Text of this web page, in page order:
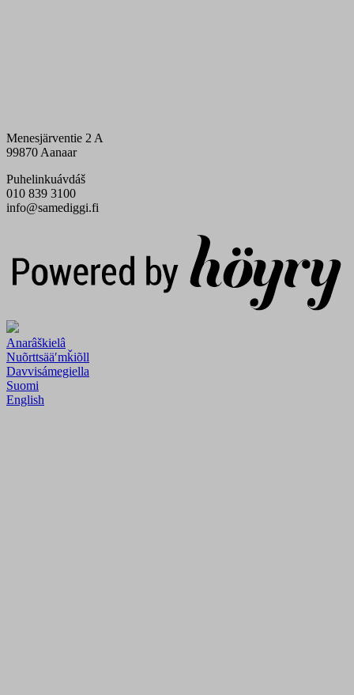
Menesjärventie 2 A
99870 Aanaar
Puhelinkuávdáš
010 839 3100
info@samediggi.fi
Anarâškielâ
Nuõrttsääʹmǩiõll
Davvisámegiella
Suomi
English